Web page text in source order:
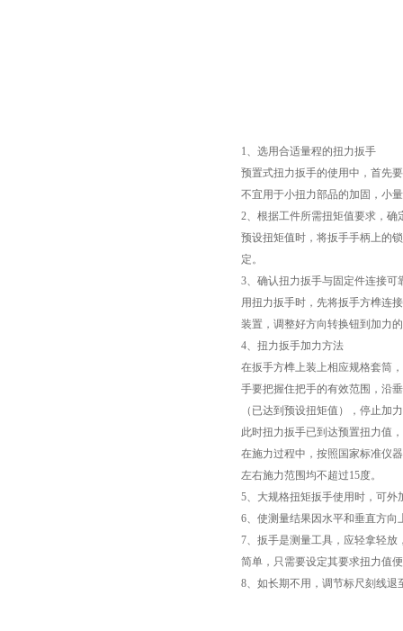
1、选用合适量程的扭力扳手
预置式扭力扳手的使用中，首先
不宜用于小扭力部品的加固，小
2、根据工件所需扭矩值要求，确
预设扭矩值时，将扳手手柄上的
定。
3、确认扭力扳手与固定件连接可
用扭力扳手时，先将扳手方榫连
装置，调整好方向转换钮到加力
4、扭力扳手加力方法
在扳手方榫上装上相应规格套筒
手要把握住把手的有效范围，沿
（已达到预设扭矩值），停止加
此时扭力扳手已到达预置扭力值
在施力过程中，按照国家标准仪
左右施力范围均不超过15度。
5、大规格扭矩扳手使用时，可外
6、使测量结果因水平和垂直方
7、扳手是测量工具，应轻拿轻
简单，只需要设定其要求扭力值
8、如长期不用，调节标尺刻线